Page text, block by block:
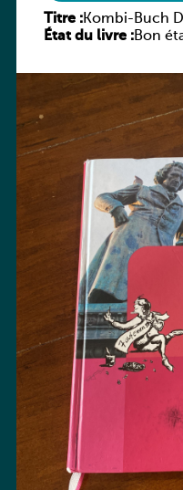
Titre :Kombi-Buch
Luxemburg)
État du livre :Bon